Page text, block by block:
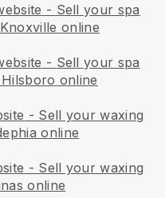
- Sell your spa
online
- Sell your spa
online
- Sell your waxing
online
- Sell your waxing
online